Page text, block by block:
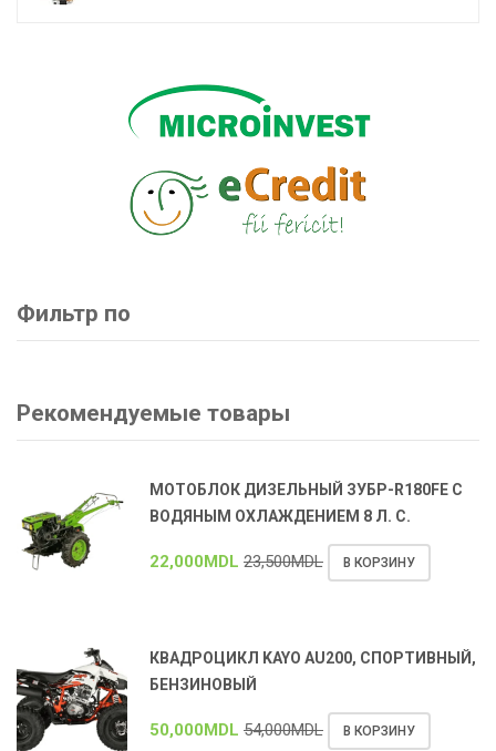
Фильтр по
Рекомендуемые товары
МОТОБЛОК ДИЗЕЛЬНЫЙ ЗУБР-R180FE С
ВОДЯНЫМ ОХЛАЖДЕНИЕМ 8 Л. С.
22,000MDL 23,500MDL В КОРЗИНУ
КВАДРОЦИКЛ KAYO AU200, СПОРТИВНЫЙ,
БЕНЗИНОВЫЙ
50,000MDL 54,000MDL В КОРЗИНУ